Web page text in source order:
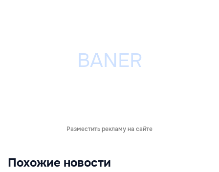
Разместить рекламу на сайте
Похожие новости